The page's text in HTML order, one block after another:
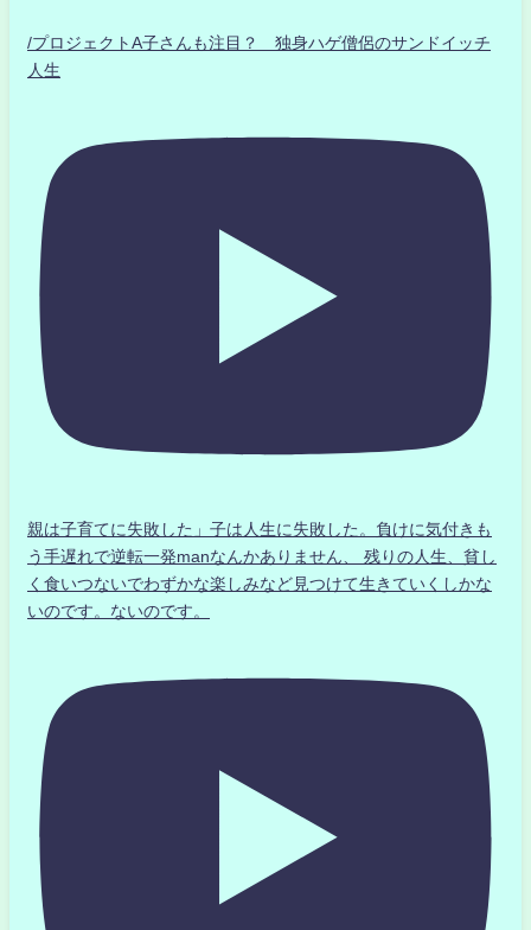
/プロジェクトA子さんも注目？ 独身ハゲ僧侶のサンドイッチ
人生
親は子育てに失敗した」子は人生に失敗した。負けに気付きも
う手遅れで逆転一発manなんかありません、 残りの人生、貧し
く食いつないでわずかな楽しみなど見つけて生きていくしかな
いのです。ないのです。